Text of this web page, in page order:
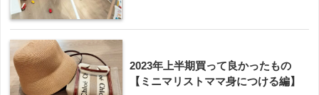
2023年上半期買って良かったもの
【ミニマリストママ身につける編】